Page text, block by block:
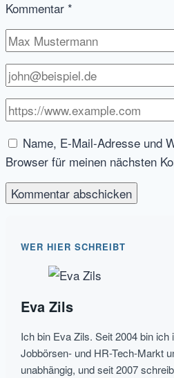
Kommentar *
Name, E-Mail-Adresse und
Browser für meinen nächsten
WER HIER SCHREIBT
Eva Zils
Ich bin Eva Zils. Seit 2004 bin ich
Jobbörsen- und HR-Tech-Markt
unabhängig, und seit 2007